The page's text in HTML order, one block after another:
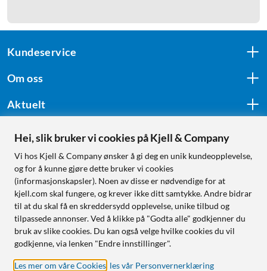
Kundeservice
Om oss
Aktuelt
Følg oss
Handle fra:
Sverige
Norge
Hei, slik bruker vi cookies på Kjell & Company
Vi hos Kjell & Company ønsker å gi deg en unik kundeopplevelse,
og for å kunne gjøre dette bruker vi cookies
(informasjonskapsler). Noen av disse er nødvendige for at
kjell.com skal fungere, og krever ikke ditt samtykke. Andre bidrar
til at du skal få en skreddersydd opplevelse, unike tilbud og
tilpassede annonser. Ved å klikke på "Godta alle" godkjenner du
bruk av slike cookies. Du kan også velge hvilke cookies du vil
godkjenne, via lenken "Endre innstillinger".
Les mer om våre Cookies les vår Personvernerklæring